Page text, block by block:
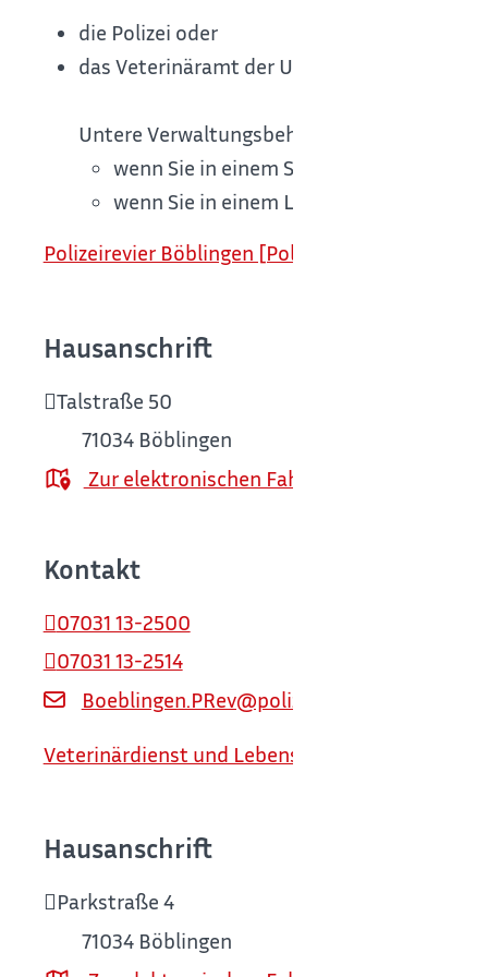
die Polizei oder
das Veterinäramt der Unteren
Untere Verwaltungsbehörde ist,
wenn Sie in einem Stadtkreis wohnen:
wenn Sie in einem Landkreis wohnen:
Polizeirevier Böblingen [Polizeipräsidium
Hausanschrift
Talstraße 50
71034 Böblingen
Zur elektronischen Fahrplanauskunft
Kontakt
07031 13-2500
07031 13-2514
Boeblingen.PRev@polizei.bwl.de
Veterinärdienst und
Hausanschrift
Parkstraße 4
71034 Böblingen